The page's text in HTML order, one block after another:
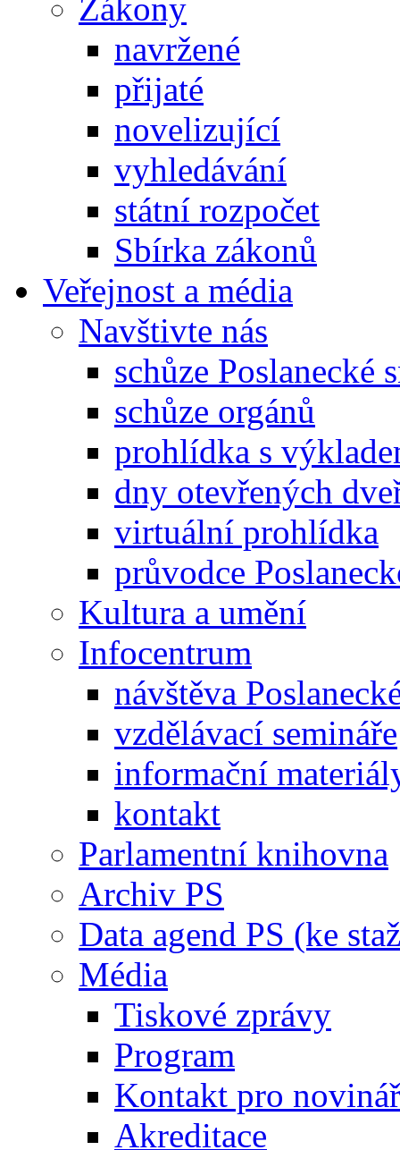
Zákony
navržené
přijaté
novelizující
vyhledávání
státní rozpočet
Sbírka zákonů
Veřejnost a média
Navštivte nás
schůze Poslanecké
schůze orgánů
prohlídka s
dny otevřených
virtuální prohlídka
průvodce
Kultura a umění
Infocentrum
návštěva
vzdělávací semináře
informační
kontakt
Parlamentní knihovna
Archiv PS
Data agend PS (ke
Média
Tiskové zprávy
Program
Kontakt pro
Akreditace